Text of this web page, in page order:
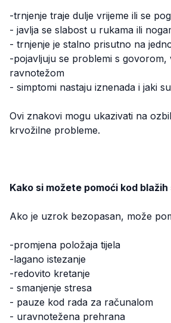
-trnjenje traje dulje vrijeme ili se
- javlja se slabost u rukama ili
- trnjenje je stalno prisutno na
-pojavljuju se problemi s govorom,
ravnotežom
- simptomi nastaju iznenada i jaki su
Ovi znakovi mogu ukazivati na
krvožilne probleme.
Kako si možete pomoći kod
Ako je uzrok bezopasan, može
-promjena položaja tijela
-lagano istezanje
-redovito kretanje
- smanjenje stresa
- pauze kod rada za računalom
- uravnotežena prehrana